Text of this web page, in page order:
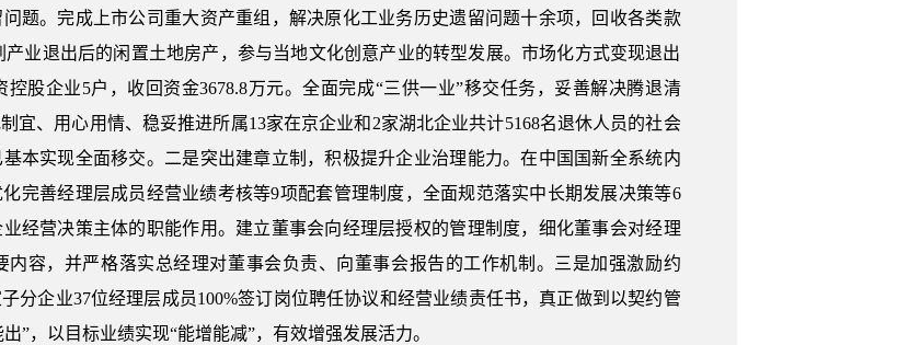
题。完成上市公司重大资产重组，解决原化工业务历史遗留问题十余项，回收各类款
业退出后的闲置土地房产，参与当地文化创意产业的转型发展。市场化方式变现退出
股企业5户，收回资金3678.8万元。全面完成“三供一业”移交任务，妥善解决腾退清
宜、用心用情、稳妥推进所属13家在京企业和2家湖北企业共计5168名退休人员的社会
本实现全面移交。二是突出建章立制，积极提升企业治理能力。在中国国新全系统内
完善经理层成员经营业绩考核等9项配套管理制度，全面规范落实中长期发展决策等6
经营决策主体的职能作用。建立董事会向经理层授权的管理制度，细化董事会对经理
容，并严格落实总经理对董事会负责、向董事会报告的工作机制。三是加强激励约
分企业37位经理层成员100%签订岗位聘任协议和经营业绩责任书，真正做到以契约管
”，以目标业绩实现“能增能减”，有效增强发展活力。